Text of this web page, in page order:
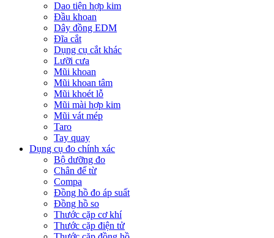
Dao tiện hợp kim
Đầu khoan
Dây đồng EDM
Đĩa cắt
Dụng cụ cắt khác
Lưỡi cưa
Mũi khoan
Mũi khoan tâm
Mũi khoét lỗ
Mũi mài hợp kim
Mũi vát mép
Taro
Tay quay
Dụng cụ đo chính xác
Bộ dưỡng đo
Chân đế từ
Compa
Đồng hồ đo áp suất
Đồng hồ so
Thước cặp cơ khí
Thước cặp điện tử